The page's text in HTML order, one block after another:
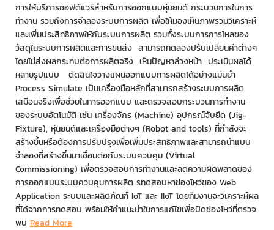
การให้บริการซอฟต์แวร์สำหรับการออกแบบหุ่นยนต์ กระบวนการในการ
ทำงาน รวมถึงการจำลองระบบการผลิต เพื่อให้มองเห็นภาพรวมวิเคราะห์
และเพิ่มประสิทธิภาพให้กับระบบการผลิต รวมทั้งระบบการการไหลของ
วัสดุในระบบการผลิตและการขนส่ง สามารถทดลองปรับเปลี่ยนค่าต่างๆ
โดยไม่ส่งผลกระทบต่อการผลิตจริง เห็นปัญหาล่วงหน้า ประเมินผลได้
หลายรูปแบบ ตัดสินใจวางแผนออกแบบการผลิตได้อย่างแม่นยำ
Process Simulate เป็นเครื่องมือหลักที่สามารถสร้างระบบการผลิต
เสมือนจริงเพื่อช่วยในการออกแบบ และตรวจสอบกระบวนการทำงาน
ของระบบอัตโนมัติ เช่น เครื่องจักร (Machine) อุปกรณ์จับยึด (Jig-
Fixture), หุ่นยนต์และเครื่องมือต่างๆ (Robot and tools) ที่กำลังจะ
สร้างขึ้นหรือต้องการปรับปรุงเพื่อเพิ่มประสิทธิภาพและสามารถนำแบบ
จำลองที่สร้างขึ้นมาเชื่อมต่อกับระบบควบคุม (Virtual
Commissioning) เพื่อตรวจสอบการทำงานและลดความผิดพลาดของ
การออกแบบระบบควบคุมการผลิต รทดสอบหาช่องโหว่ของ Web
Application ระบบและผลิตภัณฑ์ IoT และ IIoT โดยทีมงานจะวิเคราะห์ผล
ที่ได้จากการทดสอบ พร้อมให้คำแนะนำในการแก้ไขเพื่อปิดช่องโหว่ที่ตรวจ
พบ Read More